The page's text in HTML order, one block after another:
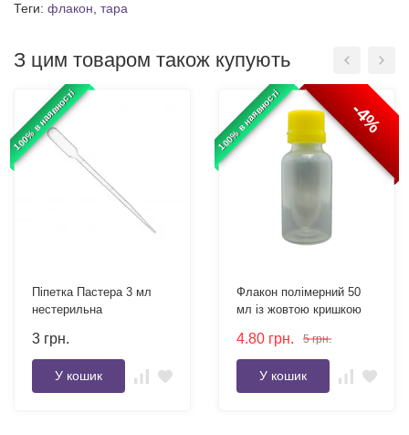
Теги: флакон тара
З цим товаром також купують
100% в наявності
Піпетка Пастера 3 мл
нестерильна
3 грн.
У кошик
100% в наявності -4%
Флакон полімерний 50
мл із жовтою кришкою
4.80 грн. 5 грн.
У кошик